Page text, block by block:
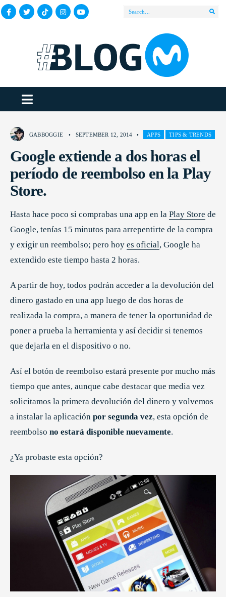
GABBOGGIE • SEPTEMBER 12, 2014 • APPS TIPS & TRENDS
Google extiende a dos horas el
período de reembolso en la Play
Store.
Hasta hace poco si comprabas una app en la Play Store de
Google, tenías 15 minutos para arrepentirte de la compra
y exigir un reembolso; pero hoy es oficial, Google ha
extendido este tiempo hasta 2 horas.
A partir de hoy, todos podrán acceder a la devolución del
dinero gastado en una app luego de dos horas de
realizada la compra, a manera de tener la oportunidad de
poner a prueba la herramienta y así decidir si tenemos
que dejarla en el dispositivo o no.
Así el botón de reembolso estará presente por mucho más
tiempo que antes, aunque cabe destacar que media vez
solicitamos la primera devolución del dinero y volvemos
a instalar la aplicación por segunda vez, esta opción de
reembolso no estará disponible nuevamente.
¿Ya probaste esta opción?